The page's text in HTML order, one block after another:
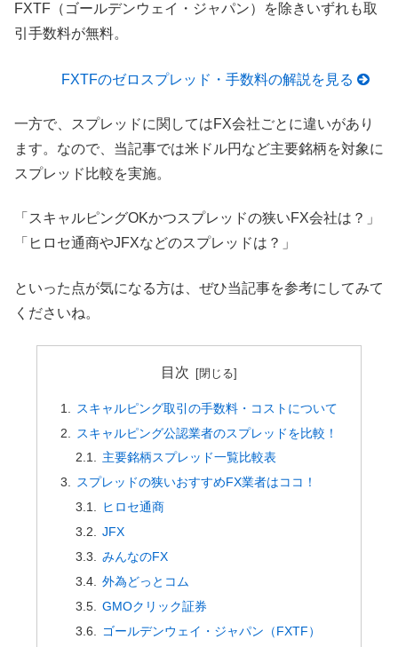
FXTF（ゴールデンウェイ・ジャパン）を除きいずれも取
引手数料が無料。
FXTFのゼロスプレッド・手数料の解説を見る
一方で、スプレッドに関してはFX会社ごとに違いがあり
ます。なので、当記事では米ドル円など主要銘柄を対象に
スプレッド比較を実施。
「スキャルピングOKかつスプレッドの狭いFX会社は？」
「ヒロセ通商やJFXなどのスプレッドは？」
といった点が気になる方は、ぜひ当記事を参考にしてみて
くださいね。
目次
スキャルピング取引の手数料・コストについて
スキャルピング公認業者のスプレッドを比較！
主要銘柄スプレッド一覧比較表
スプレッドの狭いおすすめFX業者はココ！
ヒロセ通商
JFX
みんなのFX
外為どっとコム
GMOクリック証券
ゴールデンウェイ・ジャパン（FXTF）